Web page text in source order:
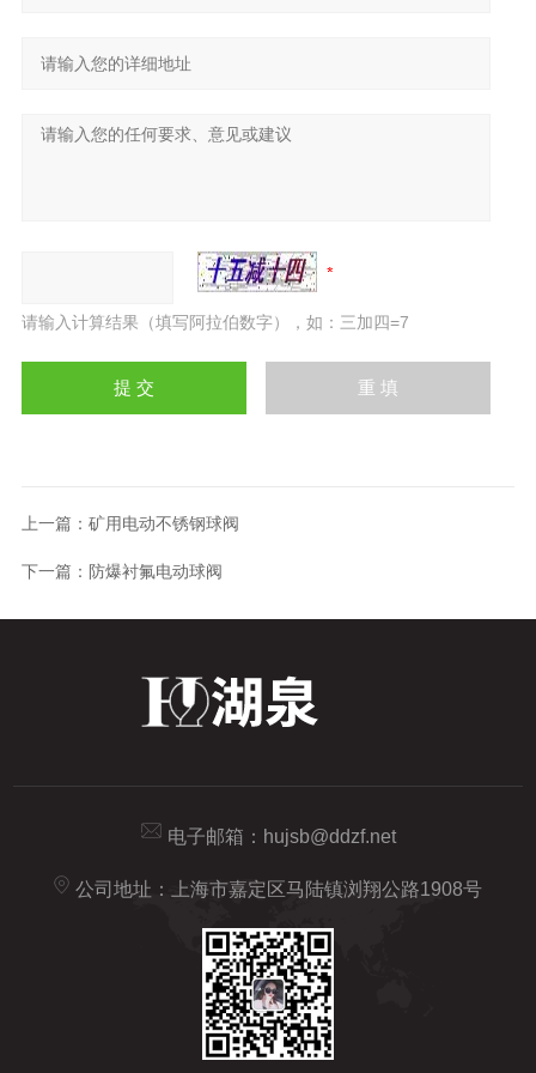
请输入计算结果（填写阿拉伯数字），如：三加四=7
上一篇： 矿用电动不锈钢球阀
下一篇： 防爆衬氟电动球阀
电子邮箱： hujsb@ddzf.net
公司地址：上海市嘉定区马陆镇浏翔公路1908号